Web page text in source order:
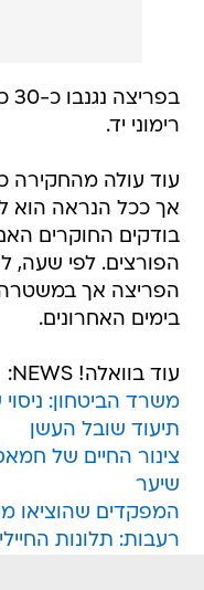
רימוני יד.
עוד עולה מהחקירה
אך ככל הנראה הוא
בודקים החוקרים
הפורצים. לפי שעה,
הפריצה אך במשטרה
בימים האחרונים.
עוד בוואלה! NEWS:
משרד הביטחון:
תיעוד שובל העשן
צינור החיים של
שיער
המפקדים שהוציאו
רעבות: תלונות